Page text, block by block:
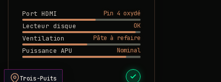
Port HDMI
Pin 4 oxydé
Lecteur disque
OK
Ventilation
Pâte à refaire
Puissance APU
Nominal
DEVIS PRÊT
Trois-Puits